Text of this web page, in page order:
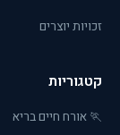
זכויות יוצרים
קטגוריות
🏃 אורח חיים בריא